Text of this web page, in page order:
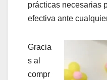
prácticas necesarias
efectiva ante
Gracia
s al
compr